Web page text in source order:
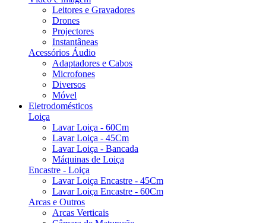
Leitores e Gravadores
Drones
Projectores
Instantâneas
Acessórios Áudio
Adaptadores e Cabos
Microfones
Diversos
Móvel
Eletrodomésticos
Loiça
Lavar Loiça - 60Cm
Lavar Loiça - 45Cm
Lavar Loiça - Bancada
Máquinas de Loiça
Encastre - Loiça
Lavar Loiça Encastre - 45Cm
Lavar Loiça Encastre - 60Cm
Arcas e Outros
Arcas Verticais